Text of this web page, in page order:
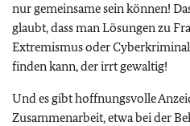
nur gemeinsame sein können!
glaubt, dass man Lösungen zu
Extremismus oder
finden kann, der irrt gewaltig!
Und es gibt hoffnungsvolle
Zusammenarbeit, etwa bei der